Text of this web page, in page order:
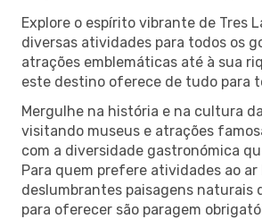
Explore o espírito vibrante de Tres
diversas atividades para todos os
atrações emblemáticas até à sua
este destino oferece de tudo para
Mergulhe na história e na cultura
visitando museus e atrações
com a diversidade gastronómica
Para quem prefere atividades ao ar
deslumbrantes paisagens naturais
para oferecer são paragem